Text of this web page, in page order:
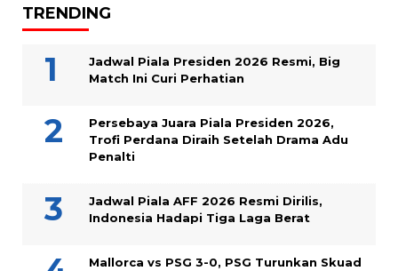
TRENDING
Jadwal Piala Presiden 2026 Resmi, Big
Match Ini Curi Perhatian
Persebaya Juara Piala Presiden 2026,
Trofi Perdana Diraih Setelah Drama Adu
Penalti
Jadwal Piala AFF 2026 Resmi Dirilis,
Indonesia Hadapi Tiga Laga Berat
Mallorca vs PSG 3-0, PSG Turunkan Skuad